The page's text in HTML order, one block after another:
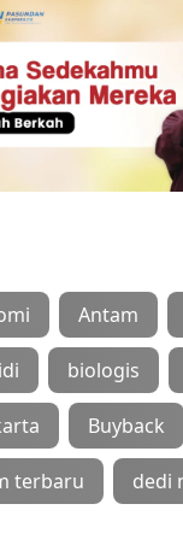
Antam
biologis
Buyback
terbaru dedi